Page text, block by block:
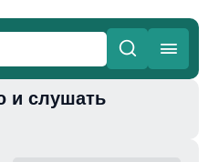
и слушать